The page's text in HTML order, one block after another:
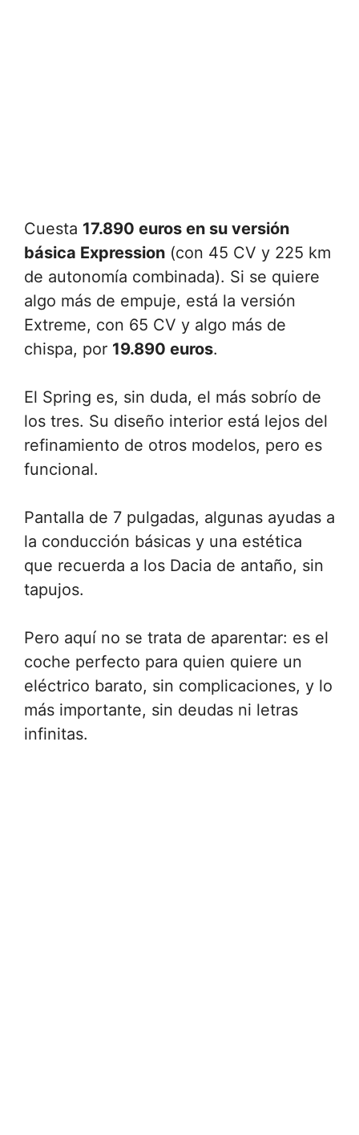
Cuesta 17.890 euros en su versión
básica Expression (con 45 CV y 225 km
de autonomía combinada). Si se quiere
algo más de empuje, está la versión
Extreme, con 65 CV y algo más de
chispa, por 19.890 euros.
El Spring es, sin duda, el más sobrío de
los tres. Su diseño interior está lejos del
refinamiento de otros modelos, pero es
funcional.
Pantalla de 7 pulgadas, algunas ayudas a
la conducción básicas y una estética
que recuerda a los Dacia de antaño, sin
tapujos.
Pero aquí no se trata de aparentar: es el
coche perfecto para quien quiere un
eléctrico barato, sin complicaciones, y lo
más importante, sin deudas ni letras
infinitas.